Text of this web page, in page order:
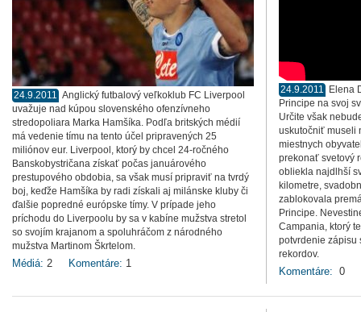
24.9.2011 Anglický futbalový veľkoklub FC Liverpool
uvažuje nad kúpou slovenského ofenzívneho
stredopoliara Marka Hamšíka. Podľa britských médií
má vedenie tímu na tento účel pripravených 25
miliónov eur. Liverpool, ktorý by chcel 24-ročného
Banskobystričana získať počas januárového
prestupového obdobia, sa však musí pripraviť na tvrdý
boj, keďže Hamšíka by radi získali aj milánske kluby či
ďalšie popredné európske tímy. V prípade jeho
príchodu do Liverpoolu by sa v kabíne mužstva stretol
so svojím krajanom a spoluhráčom z národného
mužstva Martinom Škrtelom.
Médiá: 2 Komentáre: 1
24.9.2011
Elena
Principe na svoj
Určite však
uskutočniť museli
miestnych
prekonať svetový
obliekla najdlhší
kilometre,
zablokovala
Principe.
Campania, ktorý
potvrdenie zápisu
rekordov.
Komentáre: 0